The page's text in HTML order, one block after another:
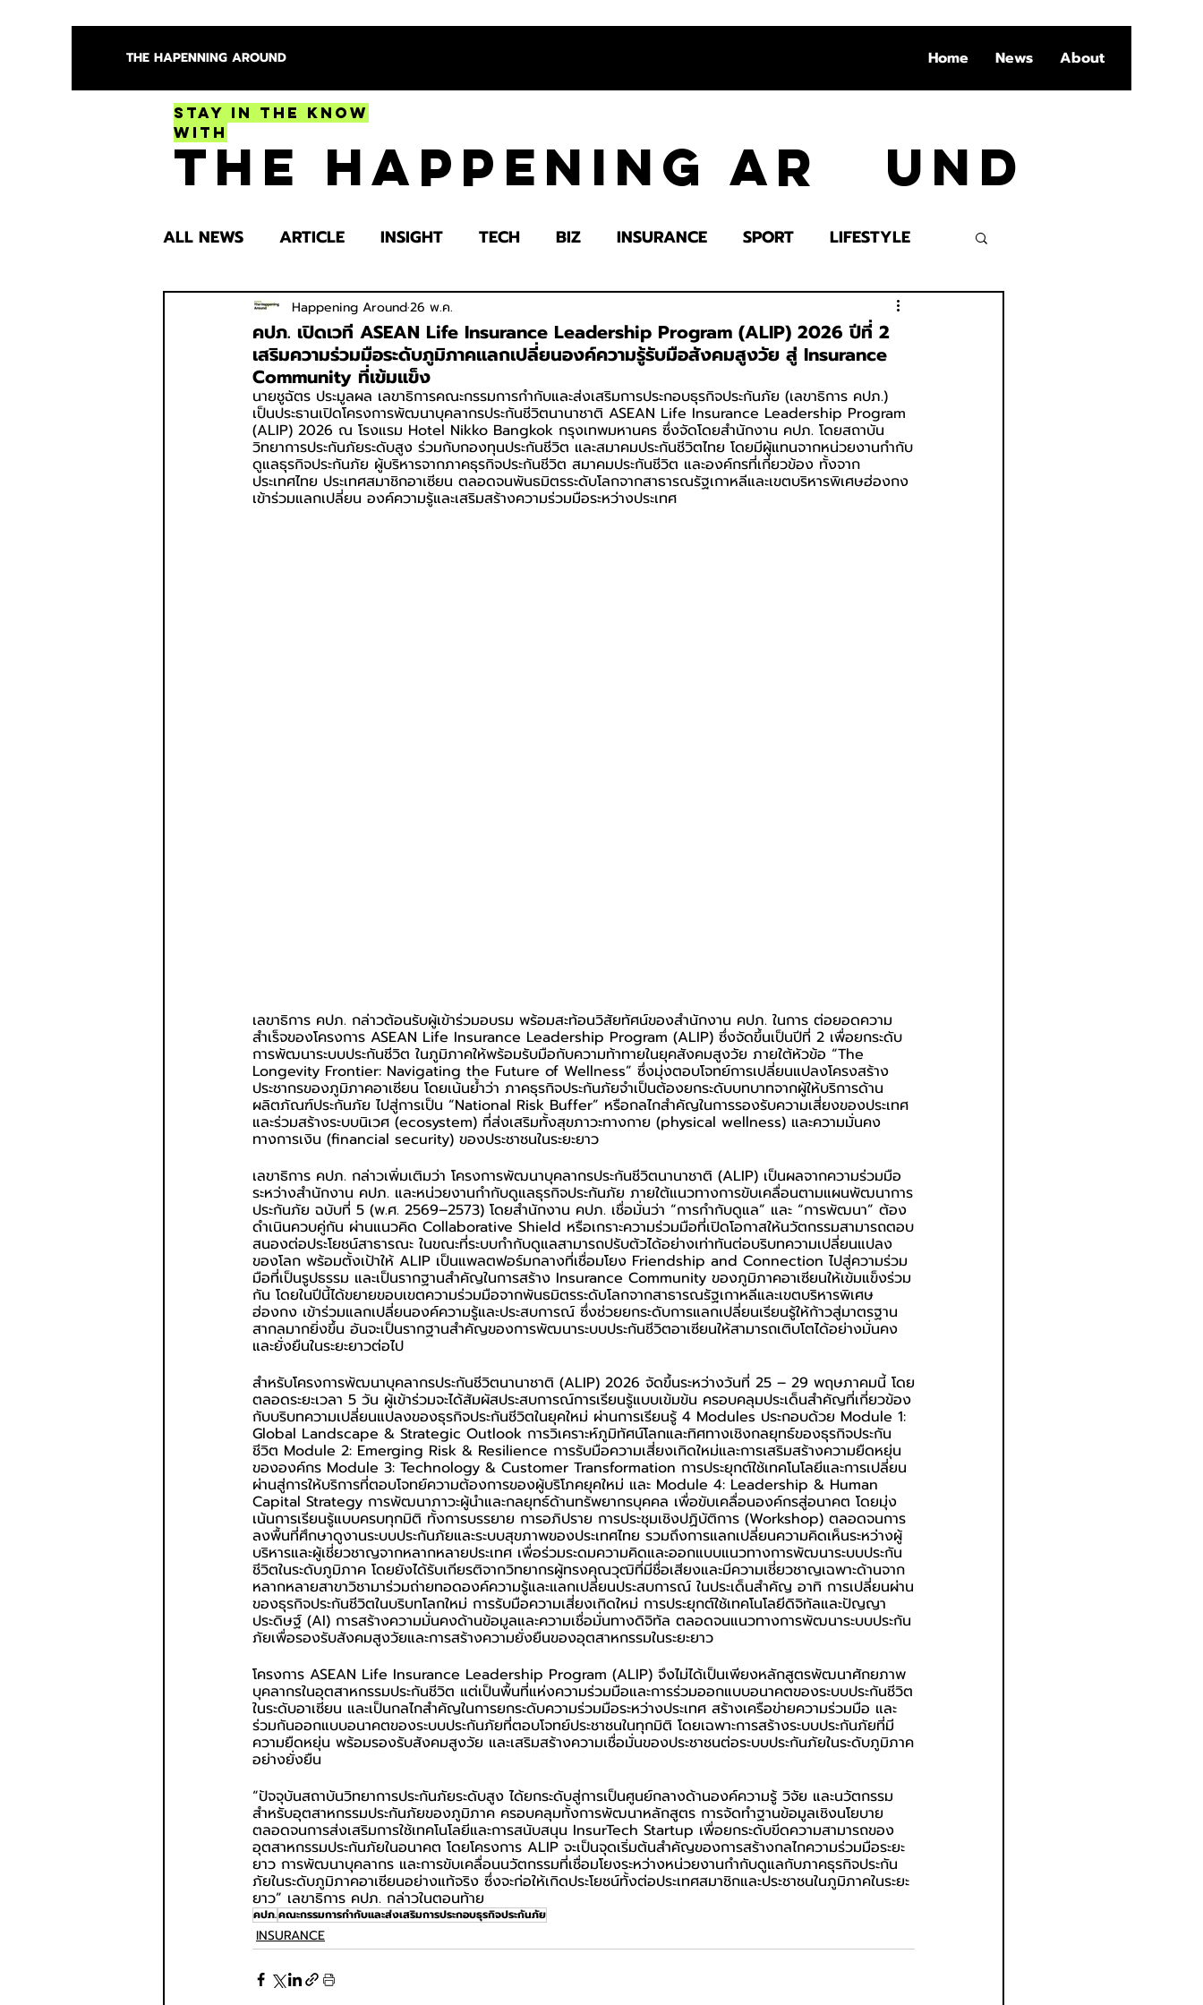
THE HAPENNING AROUND Home News About
Stay in the Know
With
The Happening Ar und
ALL NEWS ARTICLE INSIGHT TECH BIZ INSURANCE SPORT LIFESTYLE
ENTERTAINMENT HEALTH
SPOTLIGHT TRY
คปภ. เปิดเวที ASEAN Life Insurance Leadership Program (ALIP) 2026 ปีที่ 2
เสริมความร่วมมือระดับภูมิภาคแลกเปลี่ยนองค์ความรู้รับมือสังคมสูงวัย สู่ Insurance
Community ที่เข้มแข็ง
Happening Around26 พ.ค.
นายชูฉัตร ประมูลผล เลขาธิการคณะกรรมการกำกับและส่งเสริมการประกอบธุรกิจประกันภัย (เลขาธิการ คปภ.)
เป็นประธานเปิดโครงการพัฒนาบุคลากรประกันชีวิตนานาชาติ ASEAN Life Insurance Leadership Program
(ALIP) 2026 ณ โรงแรม Hotel Nikko Bangkok กรุงเทพมหานคร ซึ่งจัดโดยสำนักงาน คปภ. โดยสถาบัน
วิทยาการประกันภัยระดับสูง ร่วมกับกองทุนประกันชีวิต และสมาคมประกันชีวิตไทย โดยมีผู้แทนจากหน่วยงานกำกับ
ดูแลธุรกิจประกันภัย ผู้บริหารจากภาคธุรกิจประกันชีวิต สมาคมประกันชีวิต และองค์กรที่เกี่ยวข้อง ทั้งจาก
ประเทศไทย ประเทศสมาชิกอาเซียน ตลอดจนพันธมิตรระดับโลกจากสาธารณรัฐเกาหลีและเขตบริหารพิเศษฮ่องกง
เข้าร่วมแลกเปลี่ยน องค์ความรู้และเสริมสร้างความร่วมมือระหว่างประเทศ
เลขาธิการ คปภ. กล่าวต้อนรับผู้เข้าร่วมอบรม พร้อมสะท้อนวิสัยทัศน์ของสำนักงาน คปภ. ในการ ต่อยอดความ
สำเร็จของโครงการ ASEAN Life Insurance Leadership Program (ALIP) ซึ่งจัดขึ้นเป็นปีที่ 2 เพื่อยกระดับ
การพัฒนาระบบประกันชีวิต ในภูมิภาคให้พร้อมรับมือกับความท้าทายในยุคสังคมสูงวัย ภายใต้หัวข้อ “The
Longevity Frontier: Navigating the Future of Wellness” ซึ่งมุ่งตอบโจทย์การเปลี่ยนแปลงโครงสร้าง
ประชากรของภูมิภาคอาเซียน โดยเน้นย้ำว่า ภาคธุรกิจประกันภัยจำเป็นต้องยกระดับบทบาทจากผู้ให้บริการด้าน
ผลิตภัณฑ์ประกันภัย ไปสู่การเป็น “National Risk Buffer” หรือกลไกสำคัญในการรองรับความเสี่ยงของประเทศ
และร่วมสร้างระบบนิเวศ (ecosystem) ที่ส่งเสริมทั้งสุขภาวะทางกาย (physical wellness) และความมั่นคง
ทางการเงิน (financial security) ของประชาชนในระยะยาว
เลขาธิการ คปภ. กล่าวเพิ่มเติมว่า โครงการพัฒนาบุคลากรประกันชีวิตนานาชาติ (ALIP) เป็นผลจากความร่วมมือ
ระหว่างสำนักงาน คปภ. และหน่วยงานกำกับดูแลธุรกิจประกันภัย ภายใต้แนวทางการขับเคลื่อนตามแผนพัฒนาการ
ประกันภัย ฉบับที่ 5 (พ.ศ. 2569–2573) โดยสำนักงาน คปภ. เชื่อมั่นว่า “การกำกับดูแล” และ “การพัฒนา” ต้อง
ดำเนินควบคู่กัน ผ่านแนวคิด Collaborative Shield หรือเกราะความร่วมมือที่เปิดโอกาสให้นวัตกรรมสามารถตอบ
สนองต่อประโยชน์สาธารณะ ในขณะที่ระบบกำกับดูแลสามารถปรับตัวได้อย่างเท่าทันต่อบริบทความเปลี่ยนแปลง
ของโลก พร้อมตั้งเป้าให้ ALIP เป็นแพลตฟอร์มกลางที่เชื่อมโยง Friendship and Connection ไปสู่ความร่วม
มือที่เป็นรูปธรรม และเป็นรากฐานสำคัญในการสร้าง Insurance Community ของภูมิภาคอาเซียนให้เข้มแข็งร่วม
กัน โดยในปีนี้ได้ขยายขอบเขตความร่วมมือจากพันธมิตรระดับโลกจากสาธารณรัฐเกาหลีและเขตบริหารพิเศษ
ฮ่องกง เข้าร่วมแลกเปลี่ยนองค์ความรู้และประสบการณ์ ซึ่งช่วยยกระดับการแลกเปลี่ยนเรียนรู้ให้ก้าวสู่มาตรฐาน
สากลมากยิ่งขึ้น อันจะเป็นรากฐานสำคัญของการพัฒนาระบบประกันชีวิตอาเซียนให้สามารถเติบโตได้อย่างมั่นคง
และยั่งยืนในระยะยาวต่อไป
สำหรับโครงการพัฒนาบุคลากรประกันชีวิตนานาชาติ (ALIP) 2026 จัดขึ้นระหว่างวันที่ 25 – 29 พฤษภาคมนี้ โดย
ตลอดระยะเวลา 5 วัน ผู้เข้าร่วมจะได้สัมผัสประสบการณ์การเรียนรู้แบบเข้มข้น ครอบคลุมประเด็นสำคัญที่เกี่ยวข้อง
กับบริบทความเปลี่ยนแปลงของธุรกิจประกันชีวิตในยุคใหม่ ผ่านการเรียนรู้ 4 Modules ประกอบด้วย Module 1:
Global Landscape & Strategic Outlook การวิเคราะห์ภูมิทัศน์โลกและทิศทางเชิงกลยุทธ์ของธุรกิจประกัน
ชีวิต Module 2: Emerging Risk & Resilience การรับมือความเสี่ยงเกิดใหม่และการเสริมสร้างความยืดหยุ่น
ขององค์กร Module 3: Technology & Customer Transformation การประยุกต์ใช้เทคโนโลยีและการเปลี่ยน
ผ่านสู่การให้บริการที่ตอบโจทย์ความต้องการของผู้บริโภคยุคใหม่ และ Module 4: Leadership & Human
Capital Strategy การพัฒนาภาวะผู้นำและกลยุทธ์ด้านทรัพยากรบุคคล เพื่อขับเคลื่อนองค์กรสู่อนาคต โดยมุ่ง
เน้นการเรียนรู้แบบครบทุกมิติ ทั้งการบรรยาย การอภิปราย การประชุมเชิงปฏิบัติการ (Workshop) ตลอดจนการ
ลงพื้นที่ศึกษาดูงานระบบประกันภัยและระบบสุขภาพของประเทศไทย รวมถึงการแลกเปลี่ยนความคิดเห็นระหว่างผู้
บริหารและผู้เชี่ยวชาญจากหลากหลายประเทศ เพื่อร่วมระดมความคิดและออกแบบแนวทางการพัฒนาระบบประกัน
ชีวิตในระดับภูมิภาค โดยยังได้รับเกียรติจากวิทยากรผู้ทรงคุณวุฒิที่มีชื่อเสียงและมีความเชี่ยวชาญเฉพาะด้านจาก
หลากหลายสาขาวิชามาร่วมถ่ายทอดองค์ความรู้และแลกเปลี่ยนประสบการณ์ ในประเด็นสำคัญ อาทิ การเปลี่ยนผ่าน
ของธุรกิจประกันชีวิตในบริบทโลกใหม่ การรับมือความเสี่ยงเกิดใหม่ การประยุกต์ใช้เทคโนโลยีดิจิทัลและปัญญา
ประดิษฐ์ (AI) การสร้างความมั่นคงด้านข้อมูลและความเชื่อมั่นทางดิจิทัล ตลอดจนแนวทางการพัฒนาระบบประกัน
ภัยเพื่อรองรับสังคมสูงวัยและการสร้างความยั่งยืนของอุตสาหกรรมในระยะยาว
โครงการ ASEAN Life Insurance Leadership Program (ALIP) จึงไม่ได้เป็นเพียงหลักสูตรพัฒนาศักยภาพ
บุคลากรในอุตสาหกรรมประกันชีวิต แต่เป็นพื้นที่แห่งความร่วมมือและการร่วมออกแบบอนาคตของระบบประกันชีวิต
ในระดับอาเซียน และเป็นกลไกสำคัญในการยกระดับความร่วมมือระหว่างประเทศ สร้างเครือข่ายความร่วมมือ และ
ร่วมกันออกแบบอนาคตของระบบประกันภัยที่ตอบโจทย์ประชาชนในทุกมิติ โดยเฉพาะการสร้างระบบประกันภัยที่มี
ความยืดหยุ่น พร้อมรองรับสังคมสูงวัย และเสริมสร้างความเชื่อมั่นของประชาชนต่อระบบประกันภัยในระดับภูมิภาค
อย่างยั่งยืน
“ปัจจุบันสถาบันวิทยาการประกันภัยระดับสูง ได้ยกระดับสู่การเป็นศูนย์กลางด้านองค์ความรู้ วิจัย และนวัตกรรม
สำหรับอุตสาหกรรมประกันภัยของภูมิภาค ครอบคลุมทั้งการพัฒนาหลักสูตร การจัดทำฐานข้อมูลเชิงนโยบาย
ตลอดจนการส่งเสริมการใช้เทคโนโลยีและการสนับสนุน InsurTech Startup เพื่อยกระดับขีดความสามารถของ
อุตสาหกรรมประกันภัยในอนาคต โดยโครงการ ALIP จะเป็นจุดเริ่มต้นสำคัญของการสร้างกลไกความร่วมมือระยะ
ยาว การพัฒนาบุคลากร และการขับเคลื่อนนวัตกรรมที่เชื่อมโยงระหว่างหน่วยงานกำกับดูแลกับภาคธุรกิจประกัน
ภัยในระดับภูมิภาคอาเซียนอย่างแท้จริง ซึ่งจะก่อให้เกิดประโยชน์ทั้งต่อประเทศสมาชิกและประชาชนในภูมิภาคในระยะ
ยาว” เลขาธิการ คปภ. กล่าวในตอนท้าย
คปภ.คณะกรรมการกำกับและส่งเสริมการประกอบธุรกิจประกันภัย
INSURANCE